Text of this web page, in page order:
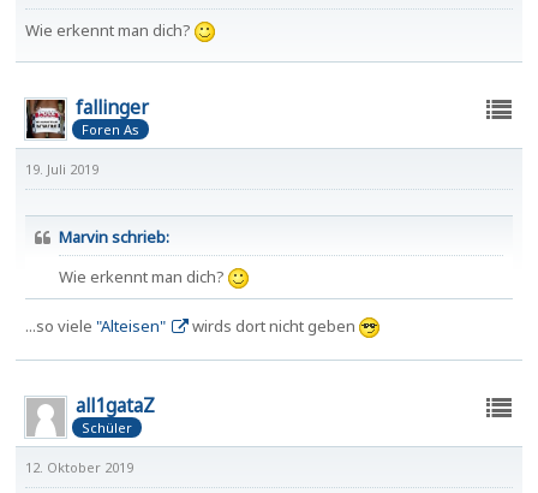
Wie erkennt man dich?
fallinger
Foren As
19. Juli 2019
Marvin schrieb:
Wie erkennt man dich?
...so viele "Alteisen" wirds dort nicht geben
all1gataZ
Schüler
12. Oktober 2019